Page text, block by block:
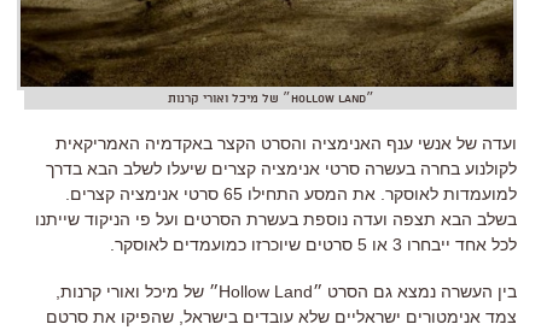
״Hollow Land״ של מיכל ואורי קרנות
ועדה של אנשי ענף האנימציה והסרט הקצר באקדמיה האמריקאית
לקולנוע בחרה בעשרה סרטי אנימציה קצרים שיעלו לשלב הבא בדרך
למועמדות לאוסקר. את המסע התחילו 65 סרטי אנימציה קצרים.
בשלב הבא תצפה ועדה נוספת בעשרת הסרטים ועל פי הניקוד שייתנו
לכל אחד ייבחרו 3 או 5 סרטים שיוכרזו כמועמדים לאוסקר.
בין העשרה נמצא גם הסרט ״Hollow Land״ של מיכל ואורי קרנות,
צמד אנימטורים ישראליים שלא עובדים בישראל, שהפיקו את סרטם